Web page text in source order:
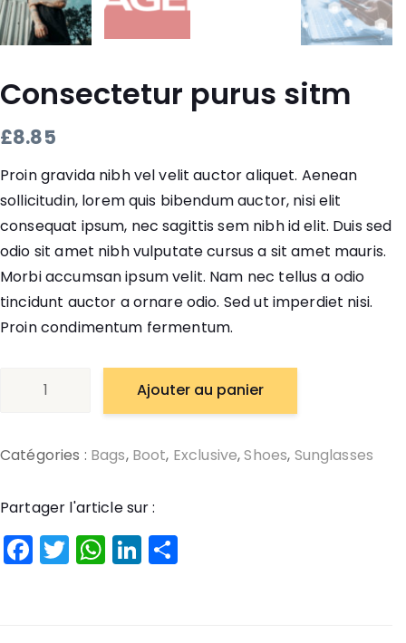
Consectetur purus sitm
£8.85
Proin gravida nibh vel velit auctor aliquet. Aenean
sollicitudin, lorem quis bibendum auctor, nisi elit
consequat ipsum, nec sagittis sem nibh id elit. Duis sed
odio sit amet nibh vulputate cursus a sit amet mauris.
Morbi accumsan ipsum velit. Nam nec tellus a odio
tincidunt auctor a ornare odio. Sed ut imperdiet nisi.
Proin condimentum fermentum.
quantité
purus
Ajouter au panier
Catégories : Bags, Boot, Exclusive,Shoes, Sunglasses
Partager l'article sur :
Facebook
Twitter
WhatsApp
LinkedIn